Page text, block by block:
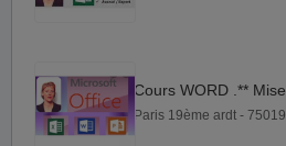
Paris 19ème ardt - 75019